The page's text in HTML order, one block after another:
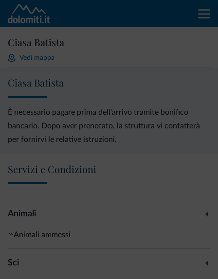
Ciasa Batista
Vedi mappa
Ciasa Batista
È necessario pagare prima dell'arrivo tramite bonifico
bancario. Dopo aver prenotato, la struttura vi contatterà
per fornirvi le relative istruzioni.
Servizi e Condizioni
Animali
Animali ammessi
Sci